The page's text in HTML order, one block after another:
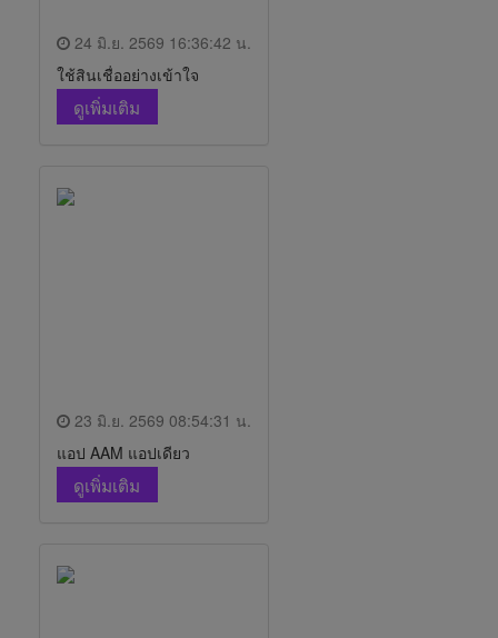
24 มิ.ย. 2569 16:36:42 น.
ใช้สินเชื่ออย่างเข้าใจ
ดูเพิ่มเติม
23 มิ.ย. 2569 08:54:31 น.
แอป AAM แอปเดียว
ดูเพิ่มเติม